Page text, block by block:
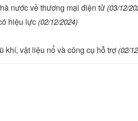
nước về thương mại điện tử (03/12/
hiệu lực (02/12/2024)
khí, vật liệu nổ và công cụ hỗ trợ (02/